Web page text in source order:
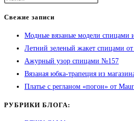
Свежие записи
Модные вязаные модели спицами
Летний зеленый жакет спицами от
Ажурный узор спицами №157
Вязаная юбка-трапеция из
Платье с регланом «погон» от
РУБРИКИ БЛОГА: